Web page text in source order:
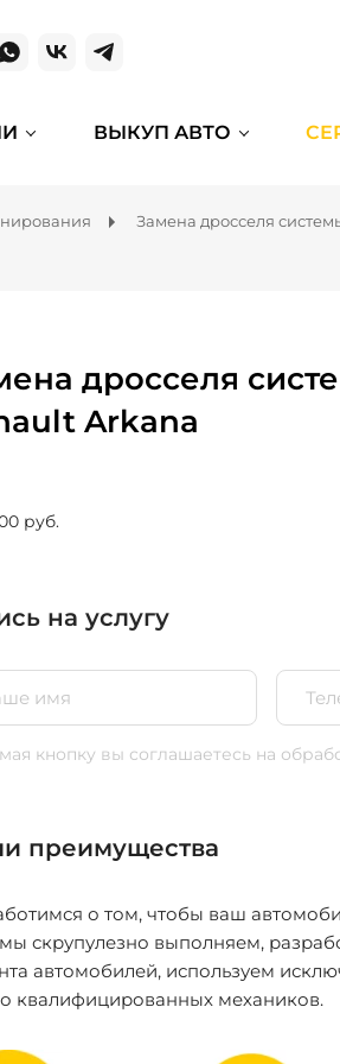
ВЫКУП АВТО
Замена дросселя
дросселя
Arkana
руб.
на услугу
кнопку вы соглашаетесь на
преимущества
о том, чтобы ваш
скрупулезно выполняем,
автомобилей, используем
квалифицированных механиков.